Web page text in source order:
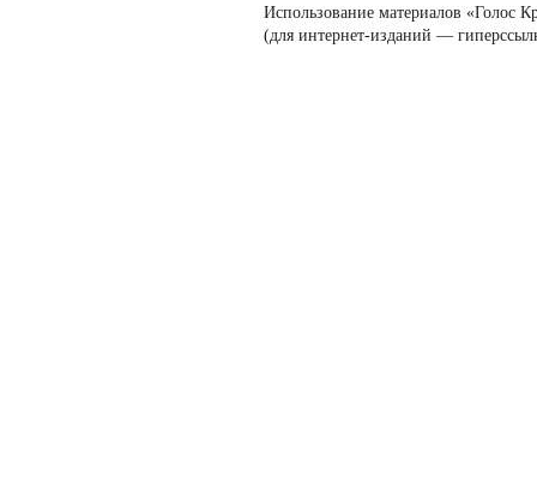
Использование материалов «Голос
(для интернет-изданий —